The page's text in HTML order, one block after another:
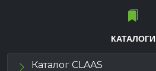
КАТАЛОГИ
Каталог CLAAS